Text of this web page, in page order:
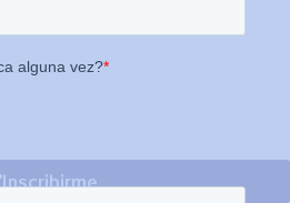
Inscribirme